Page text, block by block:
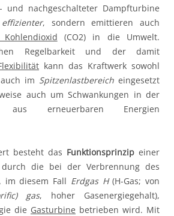
und nachgeschalteter Dampfturbine
effizienter, sondern emittieren auch
(CO2) in die Umwelt.
Regelbarkeit und der damit
kann das Kraftwerk sowohl
im Spitzenlastbereich eingesetzt
auch um Schwankungen in der
aus erneuerbaren Energien
besteht das Funktionsprinzip einer
die bei der Verbrennung des
im diesem Fall Erdgas H(H-Gas; von
gas, hoher Gasenergiegehalt),
die Gasturbine betrieben wird. Mit